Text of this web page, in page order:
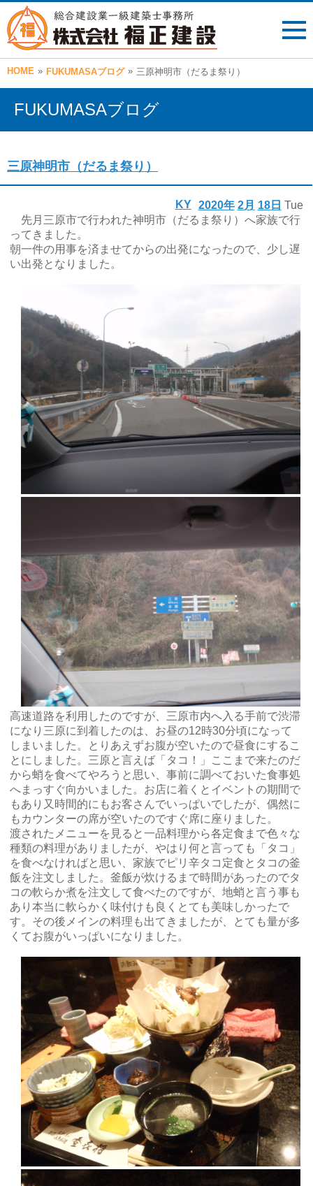
HOME » FUKUMASAブログ » 三原神明市（だるま祭り）
FUKUMASAブログ
三原神明市（だるま祭り）
2020年 2月 18日 Tue
KY
先月三原市で行われた神明市（だるま祭り）へ家族で行
ってきました。
朝一件の用事を済ませてからの出発になったので、少し遅
い出発となりました。
高速道路を利用したのですが、三原市内へ入る手前で渋滞
になり三原に到着したのは、お昼の12時30分頃になって
しまいました。とりあえずお腹が空いたので昼食にするこ
とにしました。三原と言えば「タコ！」ここまで来たのだ
から蛸を食べてやろうと思い、事前に調べておいた食事処
へまっすぐ向かいました。お店に着くとイベントの期間で
もあり又時間的にもお客さんでいっぱいでしたが、偶然に
もカウンターの席が空いたのですぐ席に座りました。
渡されたメニューを見ると一品料理から各定食まで色々な
種類の料理がありましたが、やはり何と言っても「タコ」
を食べなければと思い、家族でピリ辛タコ定食とタコの釜
飯を注文しました。釜飯が炊けるまで時間があったのでタ
コの軟らか煮を注文して食べたのですが、地蛸と言う事も
あり本当に軟らかく味付けも良くとても美味しかったで
す。その後メインの料理も出てきましたが、とても量が多
くてお腹がいっぱいになりました。